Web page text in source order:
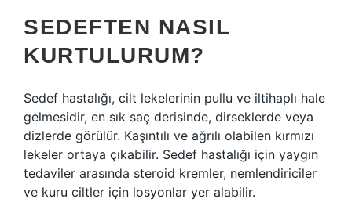
SEDEFTEN NASIL
KURTULURUM?
Sedef hastalığı, cilt lekelerinin pullu ve iltihaplı hale
gelmesidir, en sık saç derisinde, dirseklerde veya
dizlerde görülür. Kaşıntılı ve ağrılı olabilen kırmızı
lekeler ortaya çıkabilir. Sedef hastalığı için yaygın
tedaviler arasında steroid kremler, nemlendiriciler
ve kuru ciltler için losyonlar yer alabilir.